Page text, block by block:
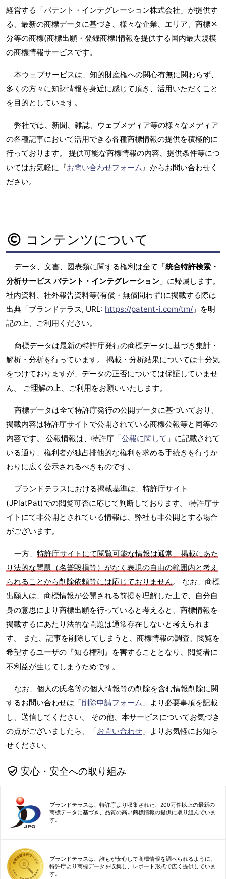
経営する「パテント・インテグレーション株式会社」が提供す
る、最新の商標データに基づき、様々な企業、エリア、商標区
分等の商標(商標出願・登録商標)情報を提供する国内最大規模
の商標情報サービスです。
本ウェブサービスは、知的財産権への関心有無に関わらず、
多くの方々に知財情報を身近に感じて頂き、活用いただくこと
を目的としています。
弊社では、新聞、雑誌、ウェブメディア等の様々なメディア
の各種記事において活用できる各種商標情報の提供を積極的に
行っております。 提供可能な商標情報の内容、提供条件等につ
いてはお気軽に『お問い合わせフォーム 』からお問い合わせく
ださい。
コンテンツについて
データ、文書、図表類に関する権利は全て「統合特許検索・
分析サービス パテント・インテグレーション 」に帰属します。
社内資料、社外報告資料等(有償・無償問わず)に掲載する際は
出典「ブランドテラス, URL: https://patent-i.com/tm/ 」を明
記の上、ご利用ください。
商標データは最新の特許庁発行の商標データに基づき集計・
解析・分析を行っています。 掲載・分析結果については十分気
をつけておりますが、データの正否については保証していませ
ん。 ご理解の上、ご利用をお願いいたします。
商標データは全て特許庁発行の公開データに基づいており、
掲載内容は特許庁サイトで公開されている商標公報等と同等の
内容です。 公報情報は、特許庁「公報に関して 」に記載されて
いる通り、権利者が独占排他的な権利を求める手続きを行うか
わりに広く公示されるべきものです。
ブランドテラスにおける掲載基準は、特許庁サイト
(JPlatPat)での閲覧可否に応じて判断しております。 特許庁サ
イトにて非公開とされている情報は、弊社も非公開とする場合
がございます。
一方、 特許庁サイトにて閲覧可能な情報は通常、掲載にあた
り法的な問題（名誉毀損等）がなく表現の自由の範囲内と考え
られることから削除依頼等には応じておりません。 なお、商標
出願人は、商標情報が公開される前提を理解した上で、自分自
身の意思により商標出願を行っていると考えると、商標情報を
掲載するにあたり法的な問題は通常存在しないと考えられま
す。 また、記事を削除してしまうと、商標情報の調査、閲覧を
希望するユーザの『知る権利』を害することとなり、閲覧者に
不利益が生じてしまうためです。
なお、個人の氏名等の個人情報等の削除を含む情報削除に関
するお問い合わせは「削除申請フォーム 」より必要事項を記載
し、送信してください。 その他、本サービスについてお気づき
の点がございましたら、「お問い合わせ 」よりお気軽にお知ら
せください。
安心・安全への取り組み
ブランドテラスは、特許庁より収集された、200万件以上の最新の
商標データに基づき、品質の高い商標情報の提供に取り組んでいま
す。
ブランドテラスは、誰もが安心して商標情報を調べられるように、
特許庁より商標データを収集し、レポート形式で広く提供していま
す。